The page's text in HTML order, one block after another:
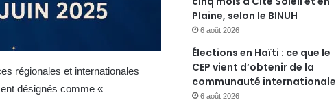
régionales et internationales
désignés comme «
Plaine, selon le BINUH
6 août 2026
Élections en Haïti : ce que le
CEP vient d’obtenir de la
communauté internationale
6 août 2026